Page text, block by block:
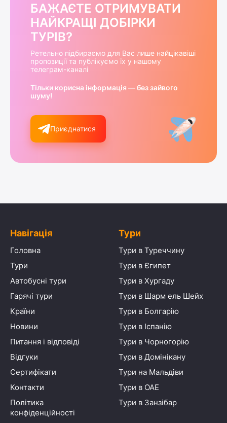
БАЖАЄТЕ ОТРИМУВАТИ
НАЙКРАЩІ ДОБІРКИ
ТУРІВ?
Ретельно підбираємо для Вас лише найцікавіші
пропозиції та публікуємо їх у нашому
телеграм-каналі
Тільки корисна інформація — без зайвого
шуму!
Приєднатися
Навігація
Головна
Тури
Автобусні тури
Гарячі тури
Країни
Новини
Питання і відповіді
Відгуки
Сертифікати
Контакти
Політика
конфіденційності
Тури
Тури в Туреччину
Тури в Єгипет
Тури в Хургаду
Тури в Шарм ель Шейх
Тури в Болгарію
Тури в Іспанію
Тури в Чорногорію
Тури в Домінікану
Тури на Мальдіви
Тури в ОАЕ
Тури в Занзібар